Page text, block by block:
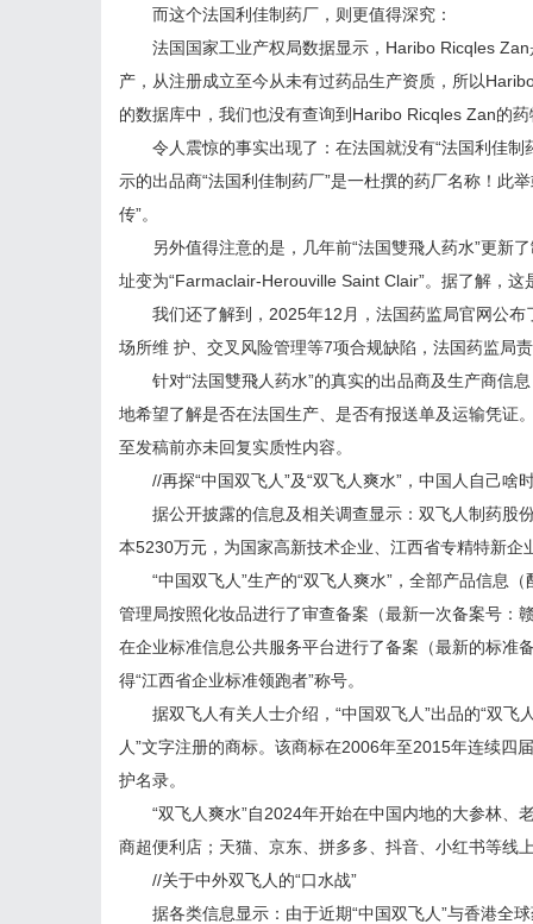
而这个法国利佳制药厂，则更值得深究：
法国国家工业产权局数据显示，Haribo Ricqles Zan
产，从注册成立至今从未有过药品生产资质，所以
的数据库中，我们也没有查询到Haribo Ricqles Zan的
令人震惊的事实出现了：在法国就没有“法国利佳制
示的出品商“法国利佳制药厂”是一杜撰的药厂名称！此
传”。
另外值得注意的是，几年前“法国雙飛人药水”更新
址变为“Farmaclair-Herouville Saint Clair”。据了解，
我们还了解到，2025年12月，法国药监局官网公布
场所维 护、交叉风险管理等7项合规缺陷，法国药监局
针对“法国雙飛人药水”的真实的出品商及生产商信
地希望了解是否在法国生产、是否有报送单及运输凭证
至发稿前亦未回复实质性内容。
//再探“中国双飞人”及“双飞人爽水”，中国人自己啥
据公开披露的信息及相关调查显示：双飞人制药股份
本5230万元，为国家高新技术企业、江西省专精特新
“中国双飞人”生产的“双飞人爽水”，全部产品信息（
管理局按照化妆品进行了审查备案（最新一次备案号：
在企业标准信息公共服务平台进行了备案（最新的标准
得“江西省企业标准领跑者”称号。
据双飞人有关人士介绍，“中国双飞人”出品的“双飞
人”文字注册的商标。该商标在2006年至2015年连续四
护名录。
“双飞人爽水”自2024年开始在中国内地的大参林、
商超便利店；天猫、京东、拼多多、抖音、小红书等线
//关于中外双飞人的“口水战”
据各类信息显示：由于近期“中国双飞人”与香港全球